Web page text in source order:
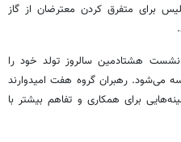
برای متفرق کردن معترضان از گاز
هشتادمین سالروز تولد خود را
می‌شود. رهبران گروه هفت امیدوارند
برای همکاری و تفاهم بیشتر با